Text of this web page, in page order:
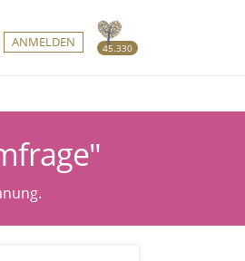
45.330
ANMELDEN